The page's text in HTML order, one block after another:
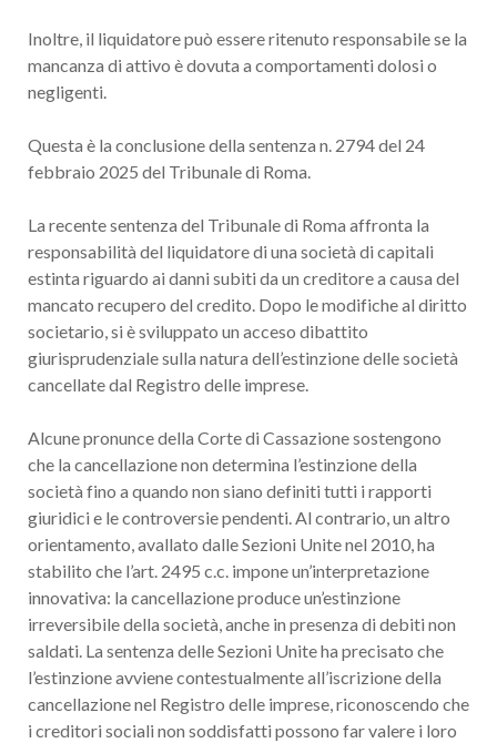
Inoltre, il liquidatore può essere ritenuto responsabile se la
mancanza di attivo è dovuta a comportamenti dolosi o
negligenti.
Questa è la conclusione della sentenza n. 2794 del 24
febbraio 2025 del Tribunale di Roma.
La recente sentenza del Tribunale di Roma affronta la
responsabilità del liquidatore di una società di capitali
estinta riguardo ai danni subiti da un creditore a causa del
mancato recupero del credito. Dopo le modifiche al diritto
societario, si è sviluppato un acceso dibattito
giurisprudenziale sulla natura dell’estinzione delle società
cancellate dal Registro delle imprese.
Alcune pronunce della Corte di Cassazione sostengono
che la cancellazione non determina l’estinzione della
società fino a quando non siano definiti tutti i rapporti
giuridici e le controversie pendenti. Al contrario, un altro
orientamento, avallato dalle Sezioni Unite nel 2010, ha
stabilito che l’art. 2495 c.c. impone un’interpretazione
innovativa: la cancellazione produce un’estinzione
irreversibile della società, anche in presenza di debiti non
saldati. La sentenza delle Sezioni Unite ha precisato che
l’estinzione avviene contestualmente all’iscrizione della
cancellazione nel Registro delle imprese, riconoscendo che
i creditori sociali non soddisfatti possono far valere i loro